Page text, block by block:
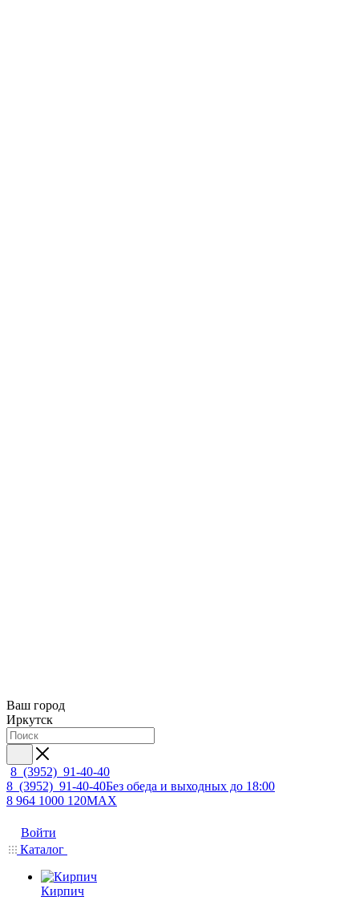
Ваш город
Иркутск
8 (3952) 91-40-40
8 (3952) 91-40-40Без обеда и выходных до 18:00
8 964 1000 120MAX
Войти
Каталог
Кирпич